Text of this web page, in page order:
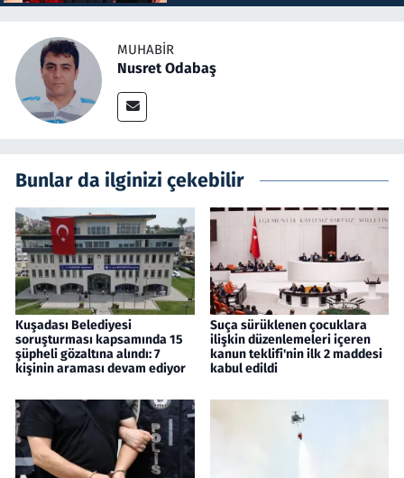
MUHABIR
Nusret Odabaş
Bunlar da ilginizi çekebilir
Kuşadası Belediyesi
soruşturması kapsamında 15
şüpheli gözaltına alındı: 7
kişinin araması devam ediyor
Suça sürüklenen çocuklara
ilişkin düzenlemeleri içeren
kanun teklifi'nin ilk 2 maddesi
kabul edildi